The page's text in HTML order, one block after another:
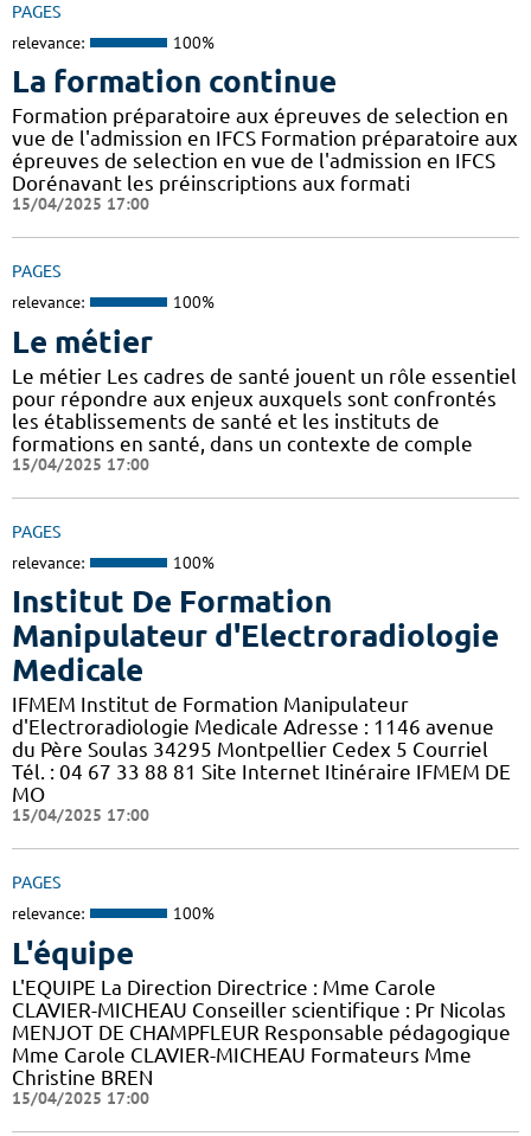
PAGES
relevance: 100%
La formation continue
Formation préparatoire aux épreuves de selection en
vue de l'admission en IFCS Formation préparatoire aux
épreuves de selection en vue de l'admission en IFCS
Dorénavant les préinscriptions aux formati
15/04/2025 17:00
PAGES
relevance: 100%
Le métier
Le métier Les cadres de santé jouent un rôle essentiel
pour répondre aux enjeux auxquels sont confrontés
les établissements de santé et les instituts de
formations en santé, dans un contexte de comple
15/04/2025 17:00
PAGES
relevance: 100%
Institut De Formation
Manipulateur d'Electroradiologie
Medicale
IFMEM Institut de Formation Manipulateur
d'Electroradiologie Medicale Adresse : 1146 avenue
du Père Soulas 34295 Montpellier Cedex 5 Courriel
Tél. : 04 67 33 88 81 Site Internet Itinéraire IFMEM DE
MO
15/04/2025 17:00
PAGES
relevance: 100%
L'équipe
L'EQUIPE La Direction Directrice : Mme Carole
CLAVIER-MICHEAU Conseiller scientifique : Pr Nicolas
MENJOT DE CHAMPFLEUR Responsable pédagogique
Mme Carole CLAVIER-MICHEAU Formateurs Mme
Christine BREN
15/04/2025 17:00